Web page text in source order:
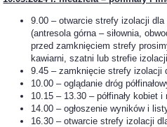
9.00 – otwarcie strefy izolacji dla
(antresola górna – siłownia,
przed zamknięciem strefy
kawiarni, szatni lub strefie izolacji.
9.45 – zamknięcie strefy izolacji
10.00 – oglądanie dróg
10.15 – 13.30 – półfinały kobiet
14.00 – ogłoszenie wyników i
16.30 – otwarcie strefy izolacji